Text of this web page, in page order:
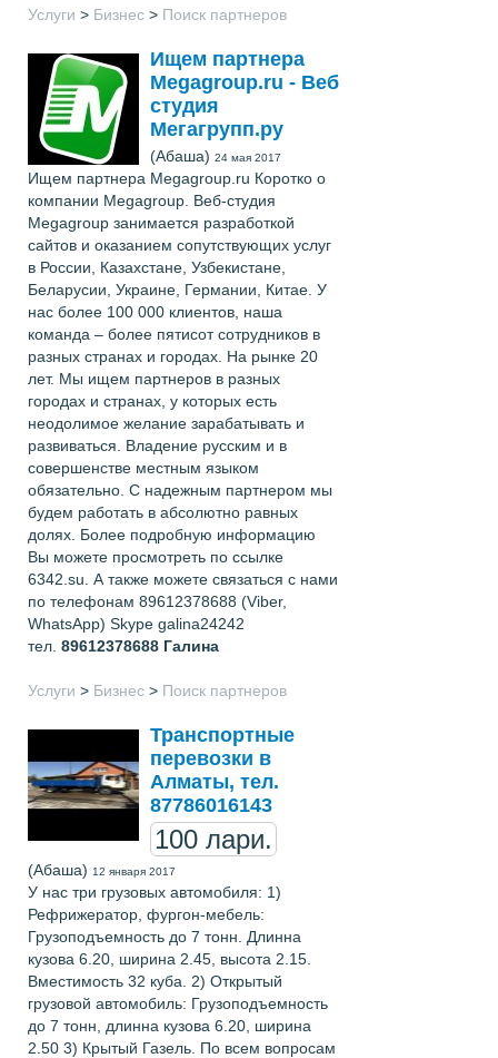
Услуги > Бизнес > Поиск партнеров
Ищем партнера
Megagroup.ru - Веб
студия
Мегагрупп.ру
(Абаша) 24 мая 2017
Ищем партнера Megagroup.ru Коротко о
компании Megagroup. Веб-студия
Megagroup занимается разработкой
сайтов и оказанием сопутствующих услуг
в России, Казахстане, Узбекистане,
Беларусии, Украине, Германии, Китае. У
нас более 100 000 клиентов, наша
команда – более пятисот сотрудников в
разных странах и городах. На рынке 20
лет. Мы ищем партнеров в разных
городах и странах, у которых есть
неодолимое желание зарабатывать и
развиваться. Владение русским и в
совершенстве местным языком
обязательно. С надежным партнером мы
будем работать в абсолютно равных
долях. Более подробную информацию
Вы можете просмотреть по ссылке
6342.su. А также можете связаться с нами
по телефонам 89612378688 (Viber,
WhatsApp) Skype galina24242
тел. 89612378688 Галина
Услуги > Бизнес > Поиск партнеров
Транспортные
перевозки в
Алматы, тел.
87786016143
100 лари.
(Абаша) 12 января 2017
У нас три грузовых автомобиля: 1)
Рефрижератор, фургон-мебель:
Грузоподъемность до 7 тонн. Длинна
кузова 6.20, ширина 2.45, высота 2.15.
Вместимость 32 куба. 2) Открытый
грузовой автомобиль: Грузоподъемность
до 7 тонн, длинна кузова 6.20, ширина
2.50 3) Крытый Газель. По всем вопросам